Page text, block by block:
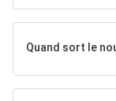
Quand sort le